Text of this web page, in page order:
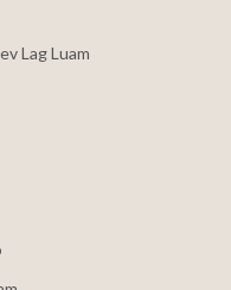
Lag Luam